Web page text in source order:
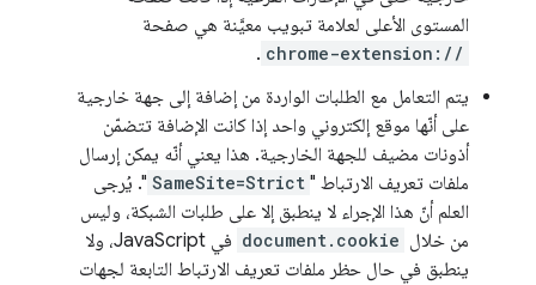
المستوى الأعلى لعلامة تبويب معيَّنة هي صفحة
chrome-extension://
.
يتم التعامل مع الطلبات الواردة من إضافة إلى جهة خارجية
على أنّها موقع إلكتروني واحد إذا كانت الإضافة تتضمّن
أذونات مضيف للجهة الخارجية. هذا يعني أنّه يمكن إرسال
ملفات تعريف الارتباط " SameSite=Strict ". يُرجى
العلم أنّ هذا الإجراء لا ينطبق إلا على طلبات الشبكة، وليس
من خلال document.cookie
في JavaScript، ولا
ينطبق في حال حظر ملفات تعريف الارتباط التابعة لجهات